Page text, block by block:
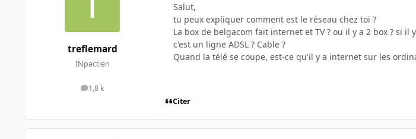
treflemard
INpactien
1,8 k
messages
Salut,
tu peux expliquer comment est le réseau chez toi ?
La box de belgacom fait internet et TV ? ou il y a 2 box ? si il
c'est un ligne ADSL ? Cable ?
Quand la télé se coupe, est-ce qu'il y a internet sur les
Citer